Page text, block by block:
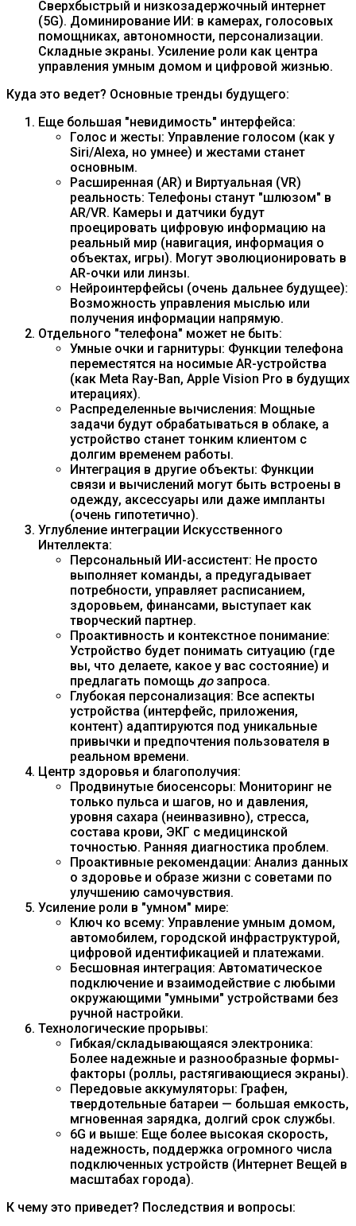
Сверхбыстрый и низкозадержочный интернет
(5G). Доминирование ИИ: в камерах, голосовых
помощниках, автономности, персонализации.
Складные экраны. Усиление роли как центра
управления умным домом и цифровой жизнью.
Куда это ведет? Основные тренды будущего:
Еще большая "невидимость" интерфейса:
Голос и жесты: Управление голосом (как у
Siri/Alexa, но умнее) и жестами станет
основным.
Расширенная (AR) и Виртуальная (VR)
реальность: Телефоны станут "шлюзом" в
AR/VR. Камеры и датчики будут
проецировать цифровую информацию на
реальный мир (навигация, информация о
объектах, игры). Могут эволюционировать в
AR-очки или линзы.
Нейроинтерфейсы (очень дальнее будущее):
Возможность управления мыслью или
получения информации напрямую.
Отдельного "телефона" может не быть:
Умные очки и гарнитуры: Функции телефона
переместятся на носимые AR-устройства
(как Meta Ray-Ban, Apple Vision Pro в будущих
итерациях).
Распределенные вычисления: Мощные
задачи будут обрабатываться в облаке, а
устройство станет тонким клиентом с
долгим временем работы.
Интеграция в другие объекты: Функции
связи и вычислений могут быть встроены в
одежду, аксессуары или даже импланты
(очень гипотетично).
Углубление интеграции Искусственного
Интеллекта:
Персональный ИИ-ассистент: Не просто
выполняет команды, а предугадывает
потребности, управляет расписанием,
здоровьем, финансами, выступает как
творческий партнер.
Проактивность и контекстное понимание:
Устройство будет понимать ситуацию (где
вы, что делаете, какое у вас состояние) и
предлагать помощь дозапроса.
Глубокая персонализация: Все аспекты
устройства (интерфейс, приложения,
контент) адаптируются под уникальные
привычки и предпочтения пользователя в
реальном времени.
Центр здоровья и благополучия:
Продвинутые биосенсоры: Мониторинг не
только пульса и шагов, но и давления,
уровня сахара (неинвазивно), стресса,
состава крови, ЭКГ с медицинской
точностью. Ранняя диагностика проблем.
Проактивные рекомендации: Анализ данных
о здоровье и образе жизни с советами по
улучшению самочувствия.
Усиление роли в "умном" мире:
Ключ ко всему: Управление умным домом,
автомобилем, городской инфраструктурой,
цифровой идентификацией и платежами.
Бесшовная интеграция: Автоматическое
подключение и взаимодействие с любыми
окружающими "умными" устройствами без
ручной настройки.
Технологические прорывы:
Гибкая/складывающаяся электроника:
Более надежные и разнообразные формы-
факторы (роллы, растягивающиеся экраны).
Передовые аккумуляторы: Графен,
твердотельные батареи — большая емкость,
мгновенная зарядка, долгий срок службы.
6G и выше: Еще более высокая скорость,
надежность, поддержка огромного числа
подключенных устройств (Интернет Вещей в
масштабах города).
К чему это приведет? Последствия и вопросы: